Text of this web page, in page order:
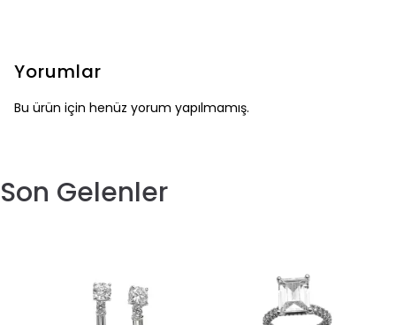
Yorumlar
Bu ürün için henüz yorum yapılmamış.
Son Gelenler